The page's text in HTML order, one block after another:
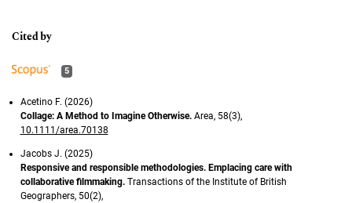
5
Acetino F. (2026)
Collage: A Method to Imagine Otherwise. Area, 58(3),
10.1111/area.70138
Jacobs J. (2025)
Responsive and responsible methodologies. Emplacing care with
collaborative filmmaking. Transactions of the Institute of British
Geographers, 50(2),